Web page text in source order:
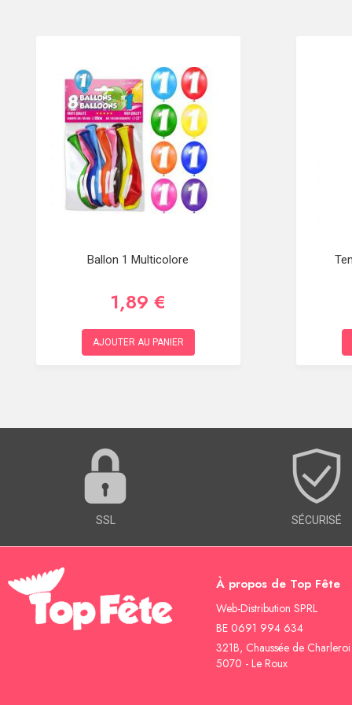
Ballon 1 Multicolore
1,89 €
AJOUTER AU PANIER
SSL SÉCURISÉ
À propos de Top Fête
Web-Distribution SPRL
BE 0691 994 634
321B, Chaussée de Charleroi
5070 - Le Roux